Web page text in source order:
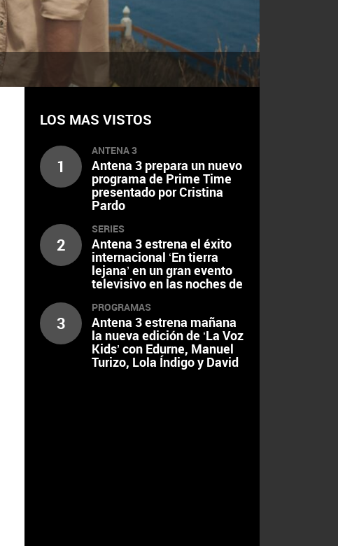
LOS MAS VISTOS
1
ANTENA 3
Antena 3 prepara un nuevo
programa de Prime Time
presentado por Cristina
Pardo
2
SERIES
Antena 3 estrena el éxito
internacional ‘En tierra
lejana’ en un gran evento
televisivo en las noches de
3
PROGRAMAS
Antena 3 estrena mañana
la nueva edición de ‘La Voz
Kids’ con Edurne, Manuel
Turizo, Lola Índigo y David
Bisbal como coaches